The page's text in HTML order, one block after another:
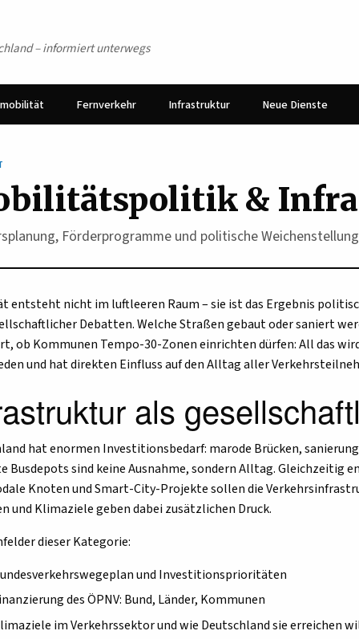
– informiert unterwegs
Fernverkehr Infrastruktur Neue Dienste
&
Förderprogramme und politische
entsteht nicht im luftleeren Raum – sie ist das Ergebnis
Debatten. Welche Straßen gebaut oder saniert
ob Kommunen Tempo-30-Zonen einrichten dürfen: All das
und hat direkten Einfluss auf den Alltag aller
als
hat enormen Investitionsbedarf: marode Brücken,
Busdepots sind keine Ausnahme, sondern Alltag.
Knoten und Smart-City-Projekte sollen die
und Klimaziele geben dabei zusätzlichen Druck.
dieser Kategorie:
und Investitionsprioritäten
des ÖPNV: Bund, Länder, Kommunen
im Verkehrssektor und wie Deutschland sie erreichen